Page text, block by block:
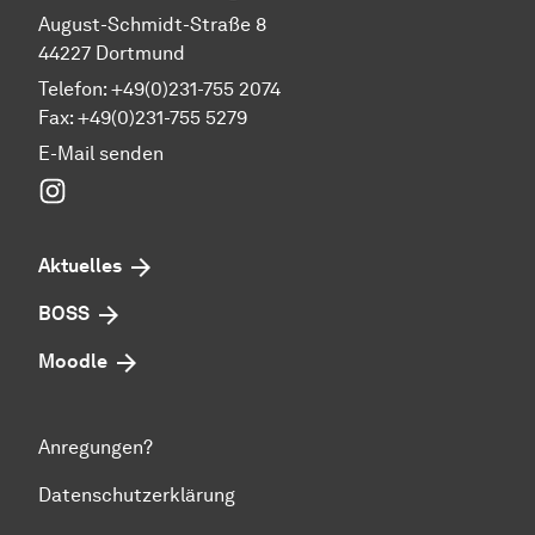
August-Schmidt-Straße 8
44227 Dortmund
Telefon: +49(0)231-755 2074
Fax: +49(0)231-755 5279
E-Mail senden
Aktuelles
BOSS
Moodle
Anregungen?
Datenschutzerklärung